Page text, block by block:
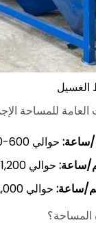
الغسيل
للمساحة
حوالي 600-800 م² (6,500-8,600 قدم مربع)
حوالي 1,200-1,600 م² (13,000-17,000 قدم مربع)
حوالي 2,000-2,500 م² (21,500-27,000 قدم مربع)
المساحة؟